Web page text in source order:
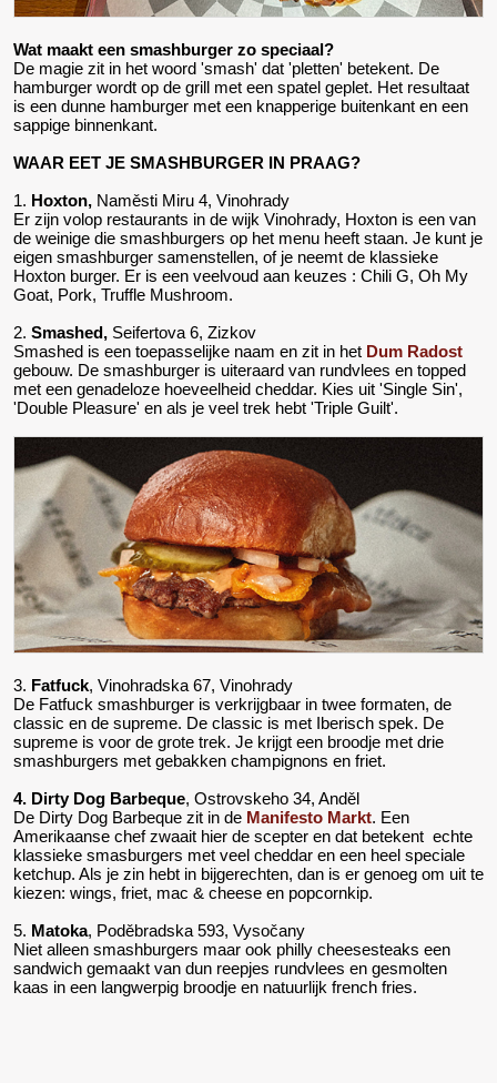
Wat maakt een smashburger zo speciaal?
De magie zit in het woord 'smash' dat 'pletten' betekent. De
hamburger wordt op de grill met een spatel geplet. Het resultaat
is een dunne hamburger met een knapperige buitenkant en een
sappige binnenkant.
WAAR EET JE SMASHBURGER IN PRAAG?
1. Hoxton, Naměsti Miru 4, Vinohrady
Er zijn volop restaurants in de wijk Vinohrady, Hoxton is een van
de weinige die smashburgers op het menu heeft staan. Je kunt je
eigen smashburger samenstellen, of je neemt de klassieke
Hoxton burger. Er is een veelvoud aan keuzes : Chili G, Oh My
Goat, Pork, Truffle Mushroom.
2. Smashed, Seifertova 6, Zizkov
Smashed is een toepasselijke naam en zit in het Dum Radost
gebouw. De smashburger is uiteraard van rundvlees en topped
met een genadeloze hoeveelheid cheddar. Kies uit 'Single Sin',
'Double Pleasure' en als je veel trek hebt 'Triple Guilt'.
3. Fatfuck, Vinohradska 67, Vinohrady
De Fatfuck smashburger is verkrijgbaar in twee formaten, de
classic en de supreme. De classic is met Iberisch spek. De
supreme is voor de grote trek. Je krijgt een broodje met drie
smashburgers met gebakken champignons en friet.
4. Dirty Dog Barbeque, Ostrovskeho 34, Anděl
De Dirty Dog Barbeque zit in de Manifesto Markt. Een
Amerikaanse chef zwaait hier de scepter en dat betekent echte
klassieke smasburgers met veel cheddar en een heel speciale
ketchup. Als je zin hebt in bijgerechten, dan is er genoeg om uit te
kiezen: wings, friet, mac & cheese en popcornkip.
5. Matoka, Poděbradska 593, Vysočany
Niet alleen smashburgers maar ook philly cheesesteaks een
sandwich gemaakt van dun reepjes rundvlees en gesmolten
kaas in een langwerpig broodje en natuurlijk french fries.